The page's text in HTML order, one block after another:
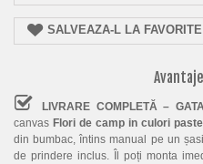
SALVEAZA-L LA FAVORITE
LIVRARE COMPLETĂ –
canvas Flori de camp in culori
din bumbac, întins manual pe un
de prindere inclus. Îl poți monta